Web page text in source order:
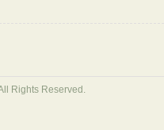
Rights Reserved.